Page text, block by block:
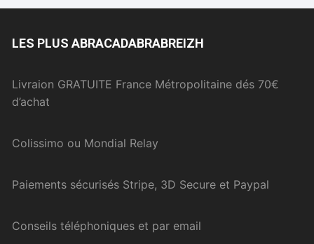
LES PLUS ABRACADABRABREIZH
Livraion GRATUITE France Métropolitaine dés 70€
d’achat
Colissimo ou Mondial Relay
Paiements sécurisés Stripe, 3D Secure et Paypal
Conseils téléphoniques et par email